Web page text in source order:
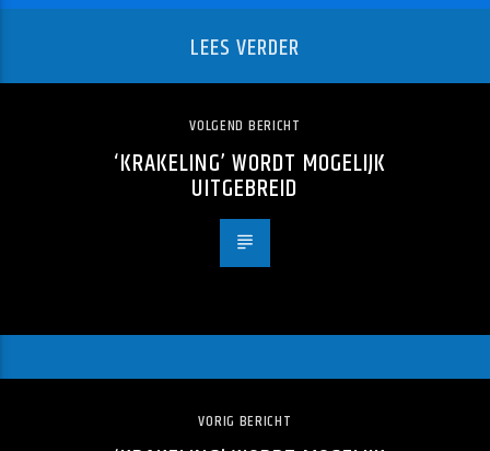
LEES VERDER
VOLGEND BERICHT
‘KRAKELING’ WORDT MOGELIJK
UITGEBREID
VORIG BERICHT